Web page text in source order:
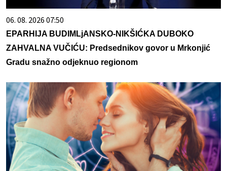
06. 08. 2026 07:50
EPARHIJA BUDIMLjANSKO-NIKŠIĆKA DUBOKO
ZAHVALNA VUČIĆU: Predsednikov govor u Mrkonjić
Gradu snažno odjeknuo regionom